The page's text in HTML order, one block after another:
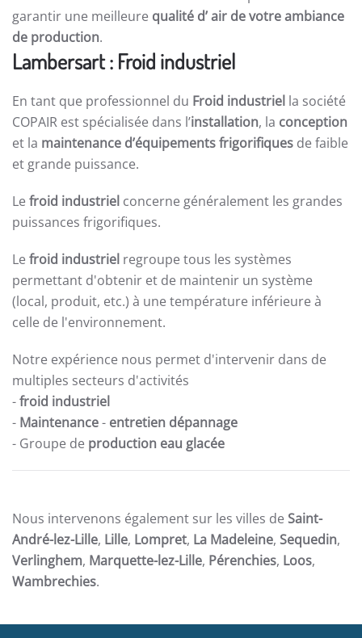
garantir une meilleure qualité d’ air de votre ambiance
de production.
Lambersart : Froid industriel
En tant que professionnel du Froid industriel la société
COPAIR est spécialisée dans l’installation, la conception
et la maintenance d’équipements frigorifiques de faible
et grande puissance.
Le froid industriel concerne généralement les grandes
puissances frigorifiques.
Le froid industriel regroupe tous les systèmes
permettant d'obtenir et de maintenir un système
(local, produit, etc.) à une température inférieure à
celle de l'environnement.
Notre expérience nous permet d'intervenir dans de
multiples secteurs d'activités
-froid industriel
- Maintenance- entretien dépannage
- Groupe de production eau glacée
Nous intervenons également sur les villes de Saint-
André-lez-Lille, Lille, Lompret, La Madeleine, Sequedin,
Verlinghem, Marquette-lez-Lille, Pérenchies, Loos,
Wambrechies.